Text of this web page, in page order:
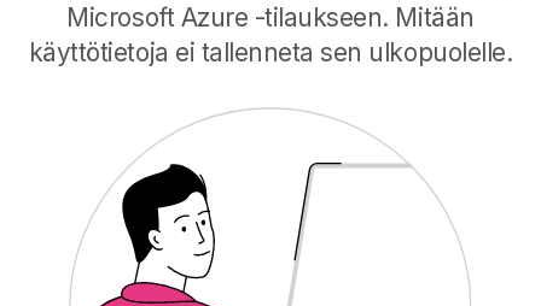
Microsoft Azure -tilaukseen. Mitään
käyttötietoja ei tallenneta sen ulkopuolelle.